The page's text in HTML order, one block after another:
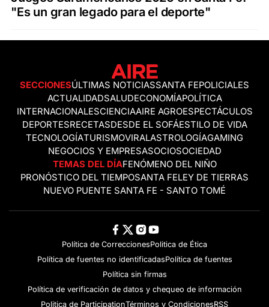
"Es un gran legado para el deporte"
SECCIONESÚLTIMAS NOTICIASSANTA FEPOLICIALES
ACTUALIDADSALUDECONOMÍAPOLÍTICA
INTERNACIONALESCIENCIAAIRE AGROESPECTÁCULOS
DEPORTESRECETASDESDE EL SOFÁESTILO DE VIDA
TECNOLOGÍATURISMOVIRALASTROLOGÍAGAMING
NEGOCIOS Y EMPRESASOCIOSOCIEDAD
TEMAS DEL DÍAFENÓMENO DEL NIÑO
PRONÓSTICO DEL TIEMPOSANTA FELEY DE TIERRAS
NUEVO PUENTE SANTA FE - SANTO TOMÉ
Política de CorreccionesPolitica de Ética
Política de fuentes no identificadasPolítica de fuentes
Política sin firmas
Política de verificación de datos y chequeo de información
Politica de ParticipationTérminos y CondicionesRSS